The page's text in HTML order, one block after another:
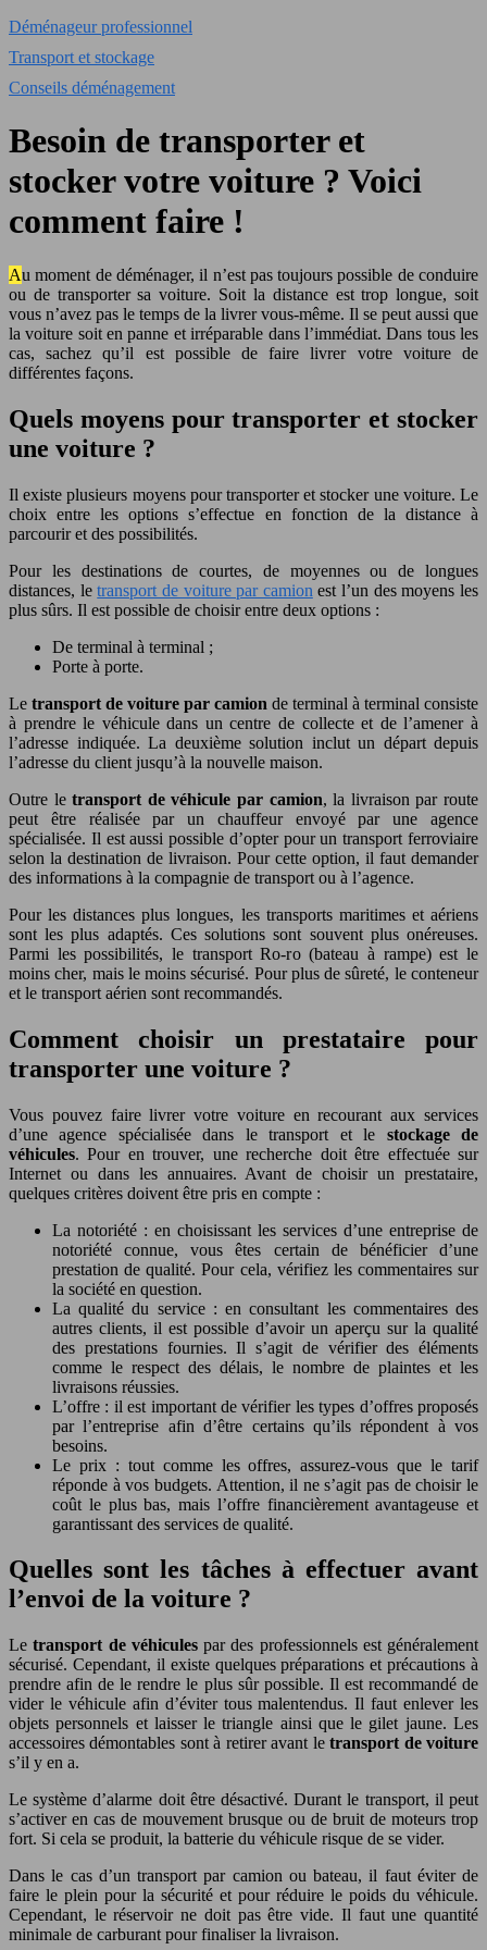
Déménageur professionnel
Transport et stockage
Conseils déménagement
Besoin de transporter et
stocker votre voiture ? Voici
comment faire !
Au moment de déménager, il n’est pas toujours possible de conduire
ou de transporter sa voiture. Soit la distance est trop longue, soit
vous n’avez pas le temps de la livrer vous-même. Il se peut aussi que
la voiture soit en panne et irréparable dans l’immédiat. Dans tous les
cas, sachez qu’il est possible de faire livrer votre voiture de
différentes façons.
Quels moyens pour transporter et stocker
une voiture ?
Il existe plusieurs moyens pour transporter et stocker une voiture. Le
choix entre les options s’effectue en fonction de la distance à
parcourir et des possibilités.
Pour les destinations de courtes, de moyennes ou de longues
distances, letransport de voiture par camion est l’un des moyens les
plus sûrs. Il est possible de choisir entre deux options :
De terminal à terminal ;
Porte à porte.
Le transport de voiture par camion de terminal à terminal consiste
à prendre le véhicule dans un centre de collecte et de l’amener à
l’adresse indiquée. La deuxième solution inclut un départ depuis
l’adresse du client jusqu’à la nouvelle maison.
Outre letransport de véhicule par camion, la livraison par route
peut être réalisée par un chauffeur envoyé par une agence
spécialisée. Il est aussi possible d’opter pour un transport ferroviaire
selon la destination de livraison. Pour cette option, il faut demander
des informations à la compagnie de transport ou à l’agence.
Pour les distances plus longues, les transports maritimes et aériens
sont les plus adaptés. Ces solutions sont souvent plus onéreuses.
Parmi les possibilités, le transport Ro-ro (bateau à rampe) est le
moins cher, mais le moins sécurisé. Pour plus de sûreté, le conteneur
et le transport aérien sont recommandés.
Comment choisir un prestataire pour
transporter une voiture ?
Vous pouvez faire livrer votre voiture en recourant aux services
d’une agence spécialisée dans le transport et le stockage de
véhicules. Pour en trouver, une recherche doit être effectuée sur
Internet ou dans les annuaires. Avant de choisir un prestataire,
quelques critères doivent être pris en compte :
La notoriété : en choisissant les services d’une entreprise de
notoriété connue, vous êtes certain de bénéficier d’une
prestation de qualité. Pour cela, vérifiez les commentaires sur
la société en question.
La qualité du service : en consultant les commentaires des
autres clients, il est possible d’avoir un aperçu sur la qualité
des prestations fournies. Il s’agit de vérifier des éléments
comme le respect des délais, le nombre de plaintes et les
livraisons réussies.
L’offre : il est important de vérifier les types d’offres proposés
par l’entreprise afin d’être certains qu’ils répondent à vos
besoins.
Le prix : tout comme les offres, assurez-vous que le tarif
réponde à vos budgets. Attention, il ne s’agit pas de choisir le
coût le plus bas, mais l’offre financièrement avantageuse et
garantissant des services de qualité.
Quelles sont les tâches à effectuer avant
l’envoi de la voiture ?
Letransport de véhiculespar des professionnels est généralement
sécurisé. Cependant, il existe quelques préparations et précautions à
prendre afin de le rendre le plus sûr possible. Il est recommandé de
vider le véhicule afin d’éviter tous malentendus. Il faut enlever les
objets personnels et laisser le triangle ainsi que le gilet jaune. Les
accessoires démontables sont à retirer avant letransport de voiture
s’il y en a.
Le système d’alarme doit être désactivé. Durant le transport, il peut
s’activer en cas de mouvement brusque ou de bruit de moteurs trop
fort. Si cela se produit, la batterie du véhicule risque de se vider.
Dans le cas d’un transport par camion ou bateau, il faut éviter de
faire le plein pour la sécurité et pour réduire le poids du véhicule.
Cependant, le réservoir ne doit pas être vide. Il faut une quantité
minimale de carburant pour finaliser la livraison.